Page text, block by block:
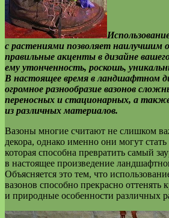
с растениями позволяет наилучшим
правильные акценты в дизайне
ему утонченность, роскошь,
В настоящее время в ландшафтном
огромное разнообразие вазонов
переносных и стационарных, а
из различных материалов.
Вазоны многие считают не слишком
декора, однако именно они могут
которая способна превратить самый
в настоящее произведение
Объясняется это тем, что
вазонов способно прекрасно оттенять
и природные особенности различных